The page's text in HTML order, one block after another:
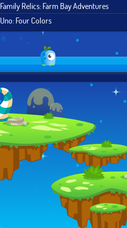
Family Relics: Farm Bay Adventures
Uno: Four Colors